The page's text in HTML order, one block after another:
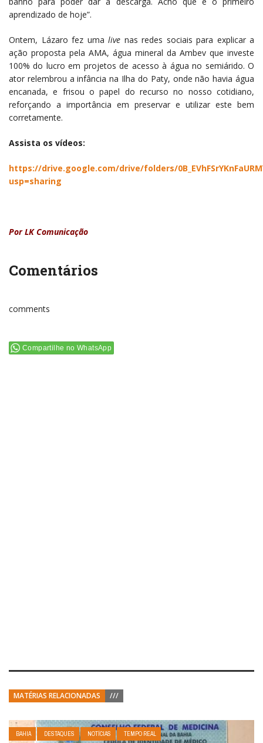
aprendizado de hoje”.
Ontem, Lázaro fez uma live nas redes sociais para explicar a
ação proposta pela AMA, água mineral da Ambev que investe
100% do lucro em projetos de acesso à água no semiárido. O
ator relembrou a infância na Ilha do Paty, onde não havia água
encanada, e frisou o papel do recurso no nosso cotidiano,
reforçando a importância em preservar e utilizar este bem
corretamente.
Assista os vídeos:
https://drive.google.com/drive/folders/
usp=sharing
Por LK Comunicação
Comentários
comments
Compartilhe no WhatsApp
MATÉRIAS RELACIONADAS ///
BAHIA DESTAQUES NOTÍCIAS TEMPO REAL